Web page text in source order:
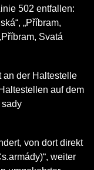
502 entfallen:
„Příbram,
Svatá
an der Haltestelle
auf dem
sady
von dort direkt
weiter